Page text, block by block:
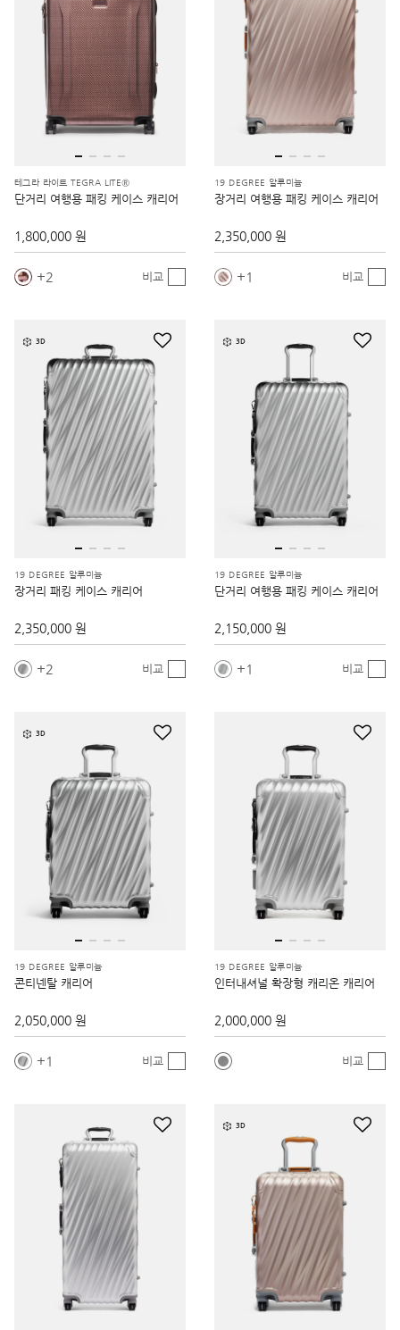
테그라 라이트 TEGRA LITE®
단거리 여행용 패킹 케이스 캐리어
1,800,000 원
2 비교
19 DEGREE 알루미늄
장거리 여행용 패킹 케이스 캐리어
2,350,000 원
1 비교
3D
19 DEGREE 알루미늄
장거리 패킹 케이스 캐리어
2,350,000 원
2 비교
3D
19 DEGREE 알루미늄
단거리 여행용 패킹 케이스 캐리어
2,150,000 원
1 비교
3D
19 DEGREE 알루미늄
콘티넨탈 캐리어
2,050,000 원
1 비교
19 DEGREE 알루미늄
인터내셔널 확장형 캐리온 캐리어
2,000,000 원
비교
3D